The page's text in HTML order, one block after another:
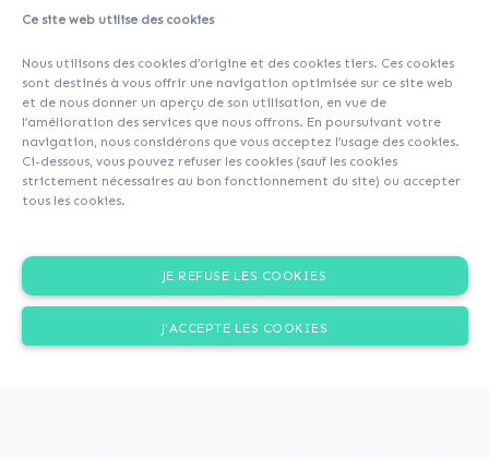
Ce site web utilise des cookies
Nous utilisons des cookies d’origine et des cookies tiers. Ces cookies
sont destinés à vous offrir une navigation optimisée sur ce site web
et de nous donner un aperçu de son utilisation, en vue de
l’amélioration des services que nous offrons. En poursuivant votre
navigation, nous considérons que vous acceptez l’usage des cookies.
Ci-dessous, vous pouvez refuser les cookies (sauf les cookies
strictement nécessaires au bon fonctionnement du site) ou accepter
tous les cookies.
JE REFUSE LES COOKIES
J'ACCEPTE LES COOKIES